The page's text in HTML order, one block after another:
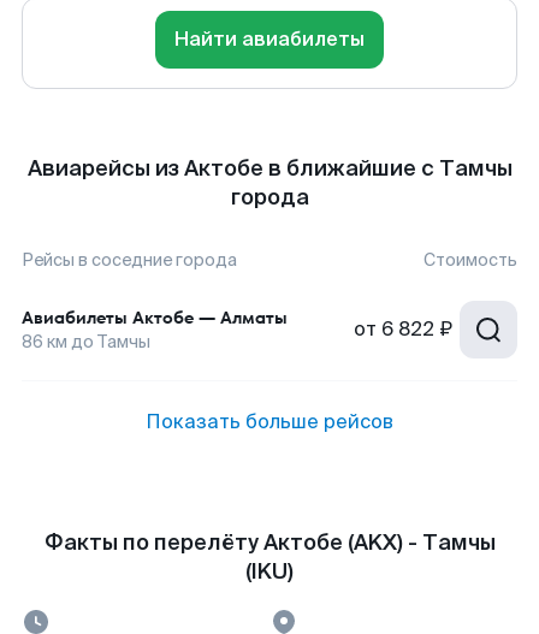
Найти авиабилеты
Авиарейсы из Актобе в ближайшие с Тамчы
города
Рейсы в соседние города Стоимость
Авиабилеты Актобе — Алматы
86 км до Тамчы от 6 822 ₽
Показать больше рейсов
Факты по перелёту Актобе (AKX) - Тамчы
(IKU)